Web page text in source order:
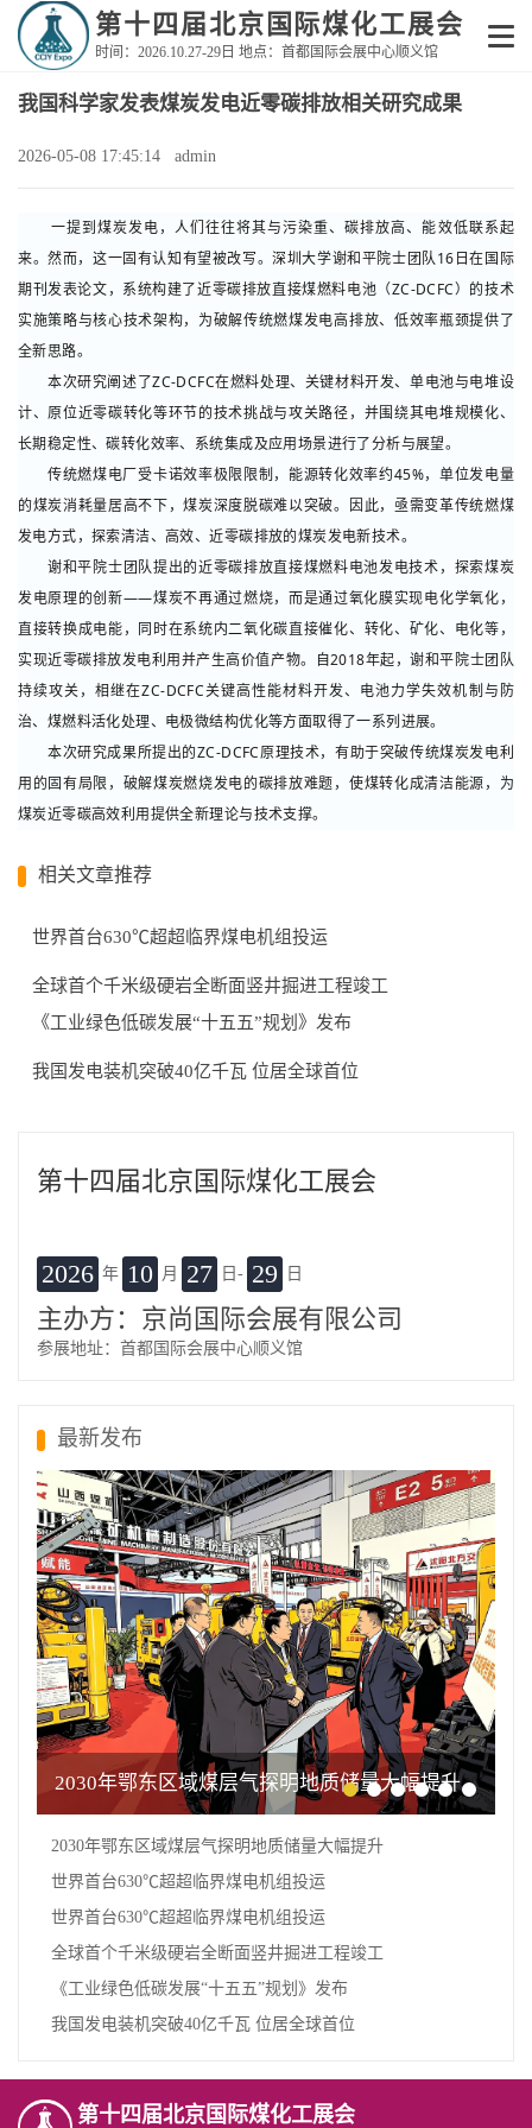
第十四届北京国际煤化工展会
时间：2026.10.27-29日 地点：首都国际会展中心顺义馆
我国科学家发表煤炭发电近零碳排放相关研究成果
2026-05-08 17:45:14 admin
一提到煤炭发电，人们往往将其与污染重、碳排放高、能效低联系起
来。然而，这一固有认知有望被改写。深圳大学谢和平院士团队16日在国际
期刊发表论文，系统构建了近零碳排放直接煤燃料电池（ZC-DCFC）的技术
实施策略与核心技术架构，为破解传统燃煤发电高排放、低效率瓶颈提供了
全新思路。
本次研究阐述了ZC-DCFC在燃料处理、关键材料开发、单电池与电堆设
计、原位近零碳转化等环节的技术挑战与攻关路径，并围绕其电堆规模化、
长期稳定性、碳转化效率、系统集成及应用场景进行了分析与展望。
传统燃煤电厂受卡诺效率极限限制，能源转化效率约45%，单位发电量
的煤炭消耗量居高不下，煤炭深度脱碳难以突破。因此，亟需变革传统燃煤
发电方式，探索清洁、高效、近零碳排放的煤炭发电新技术。
谢和平院士团队提出的近零碳排放直接煤燃料电池发电技术，探索煤炭
发电原理的创新——煤炭不再通过燃烧，而是通过氧化膜实现电化学氧化，
直接转换成电能，同时在系统内二氧化碳直接催化、转化、矿化、电化等，
实现近零碳排放发电利用并产生高价值产物。自2018年起，谢和平院士团队
持续攻关，相继在ZC-DCFC关键高性能材料开发、电池力学失效机制与防
治、煤燃料活化处理、电极微结构优化等方面取得了一系列进展。
本次研究成果所提出的ZC-DCFC原理技术，有助于突破传统煤炭发电利
用的固有局限，破解煤炭燃烧发电的碳排放难题，使煤转化成清洁能源，为
煤炭近零碳高效利用提供全新理论与技术支撑。
相关文章推荐
世界首台630℃超超临界煤电机组投运
全球首个千米级硬岩全断面竖井掘进工程竣工
《工业绿色低碳发展“十五五”规划》发布
我国发电装机突破40亿千瓦 位居全球首位
第十四届北京国际煤化工展会
2026 年 10 月 27 日- 29 日
主办方：京尚国际会展有限公司
参展地址：首都国际会展中心顺义馆
最新发布
2030年鄂东区域煤层气探明地质储量大幅提升
2030年鄂东区域煤层气探明地质储量大幅提升
世界首台630℃超超临界煤电机组投运
世界首台630℃超超临界煤电机组投运
全球首个千米级硬岩全断面竖井掘进工程竣工
《工业绿色低碳发展“十五五”规划》发布
我国发电装机突破40亿千瓦 位居全球首位
第十四届北京国际煤化工展会